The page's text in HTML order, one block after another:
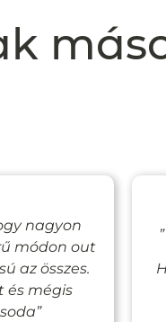
nagyon
módon out
az összes.
és mégis